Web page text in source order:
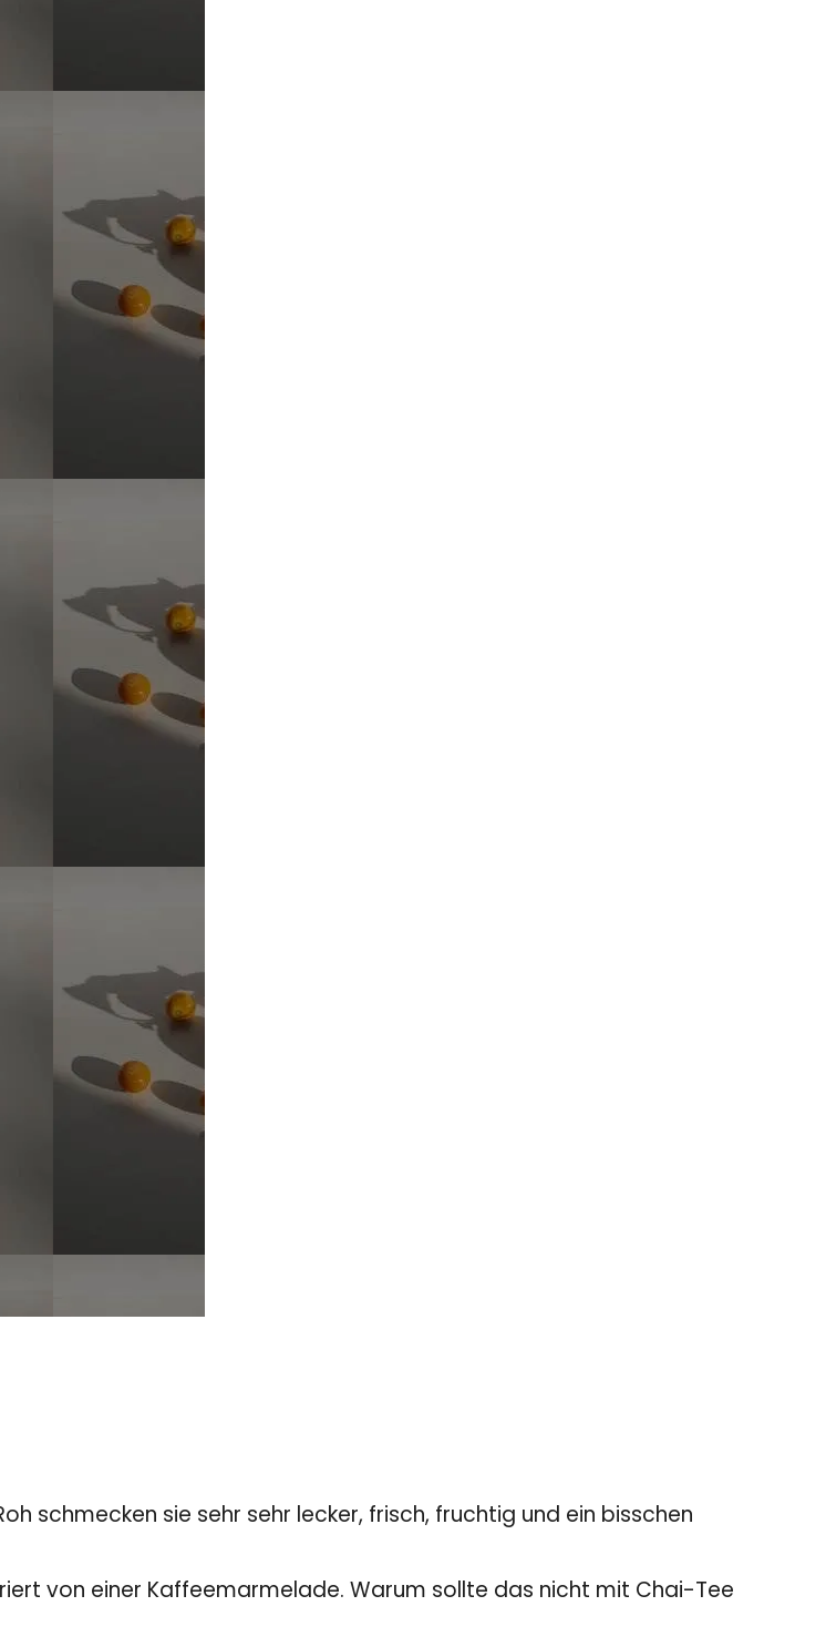
schmecken sie sehr sehr lecker, frisch, fruchtig und ein bisschen
von einer Kaffeemarmelade. Warum sollte das nicht mit Chai-Tee